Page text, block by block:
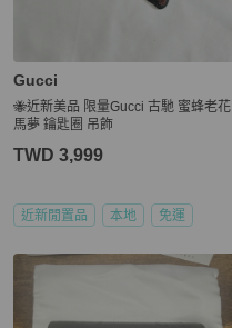
Gucci
🐝近新美品 限量Gucci 古馳 蜜蜂老花
馬夢 鑰匙圈 吊飾
TWD 3,999
近新閒置品 本地 免運